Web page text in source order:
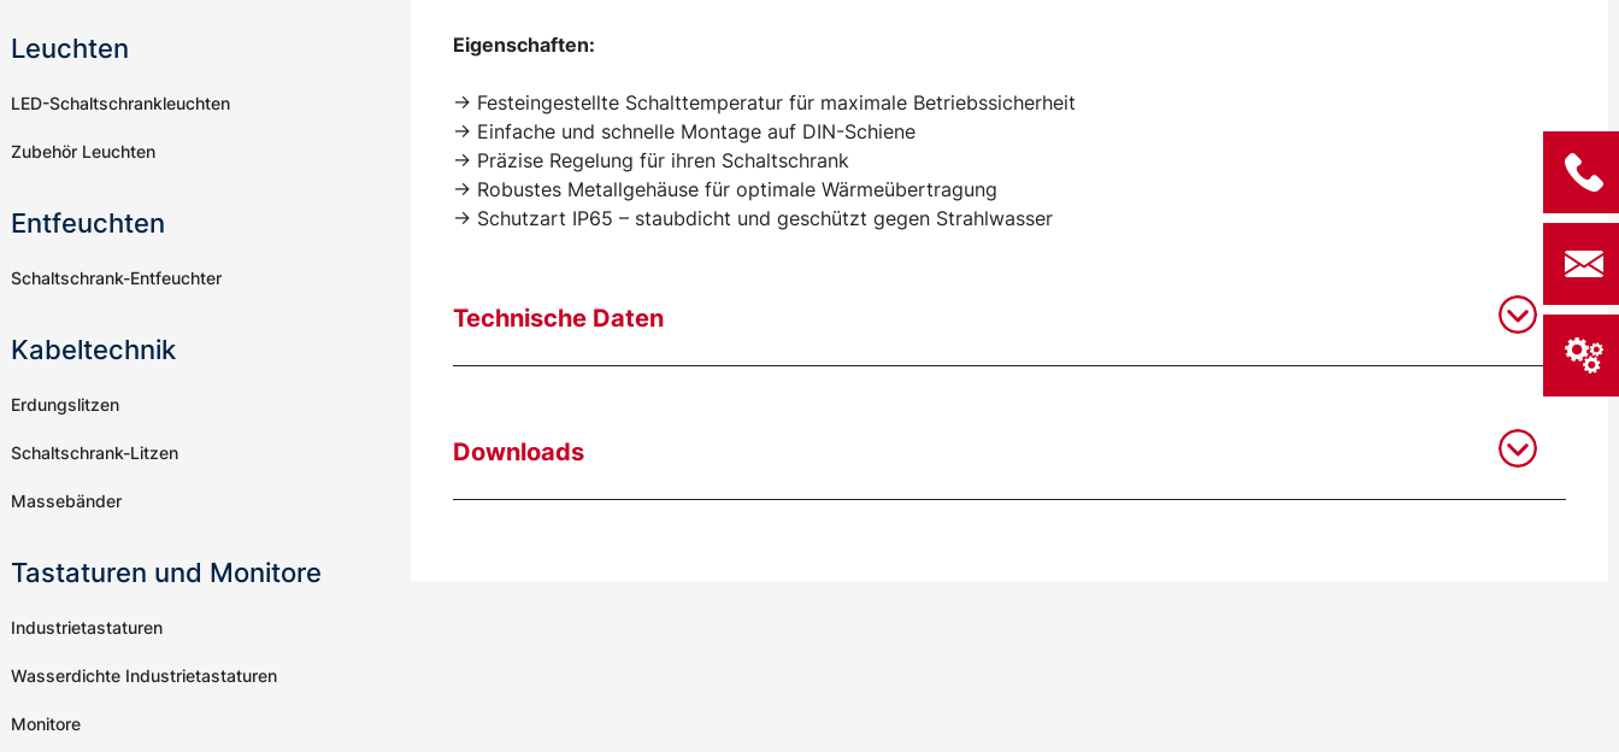
Eigenschaften:
-> Festeingestellte Schalttemperatur für maximale Betriebssicherheit
-> Einfache und schnelle Montage auf DIN-Schiene
-> Präzise Regelung für ihren Schaltschrank
-> Robustes Metallgehäuse für optimale Wärmeübertragung
-> Schutzart IP65 – staubdicht und geschützt gegen Strahlwasser
Technische Daten
Downloads
Leuchten
LED-Schaltschrankleuchten
Zubehör Leuchten
Entfeuchten
Schaltschrank-Entfeuchter
Kabeltechnik
Erdungslitzen
Schaltschrank-Litzen
Massebänder
Tastaturen und Monitore
Industrietastaturen
Wasserdichte Industrietastaturen
Monitore